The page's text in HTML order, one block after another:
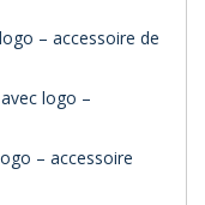
– accessoire de
logo –
– accessoire